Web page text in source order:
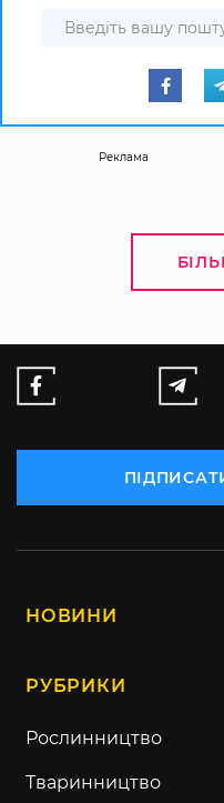
Реклама
НОВИНИ
РУБРИКИ
Рослинництво
Тваринництво